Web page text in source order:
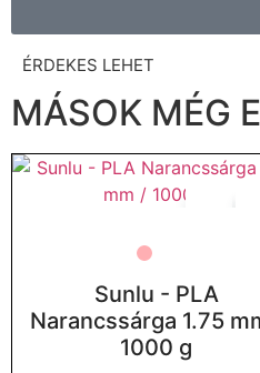
ÉRDEKES LEHET
MÁSOK MÉG
Sunlu - PLA
Narancssárga 1.75
1000 g